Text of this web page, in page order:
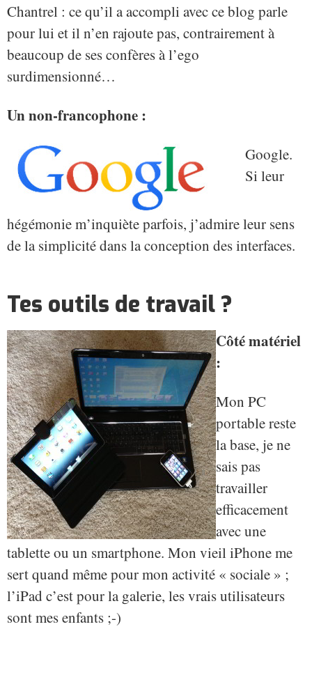
Chantrel : ce qu’il a accompli avec ce blog parle
pour lui et il n’en rajoute pas, contrairement à
beaucoup de ses confères à l’ego
surdimensionné…
Un non-francophone :
Google.
Si leur
hégémonie m’inquiète parfois, j’admire leur sens
de la simplicité dans la conception des interfaces.
Tes outils de travail ?
Côté matériel
:
Mon PC
portable reste
la base, je ne
sais pas
travailler
efficacement
avec une
tablette ou un smartphone. Mon vieil iPhone me
sert quand même pour mon activité « sociale » ;
l’iPad c’est pour la galerie, les vrais utilisateurs
sont mes enfants ;-)